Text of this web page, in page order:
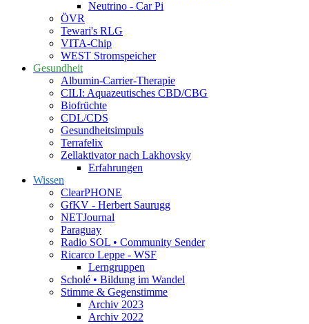
Neutrino - Car Pi
ÖVR
Tewari's RLG
VITA-Chip
WEST Stromspeicher
Gesundheit
Albumin-Carrier-Therapie
CILI: Aquazeutisches CBD/CBG
Biofrüchte
CDL/CDS
Gesundheitsimpuls
Terrafelix
Zellaktivator nach Lakhovsky
Erfahrungen
Wissen
ClearPHONE
GfKV - Herbert Saurugg
NETJournal
Paraguay
Radio SOL • Community Sender
Ricarco Leppe - WSF
Lerngruppen
Scholé • Bildung im Wandel
Stimme & Gegenstimme
Archiv 2023
Archiv 2022